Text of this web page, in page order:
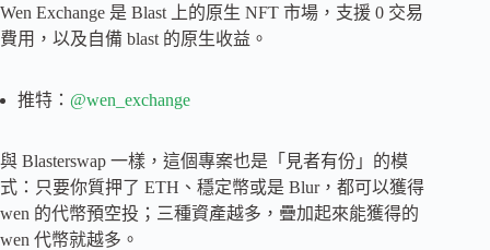
Wen Exchange 是 Blast 上的原生 NFT 市場，支援 0 交易
費用，以及自備 blast 的原生收益。
推特： @wen_exchange
與 Blasterswap 一樣，這個專案也是「見者有份」的模
式：只要你質押了 ETH、穩定幣或是 Blur，都可以獲得
wen 的代幣預空投；三種資產越多，疊加起來能獲得的
wen 代幣就越多。